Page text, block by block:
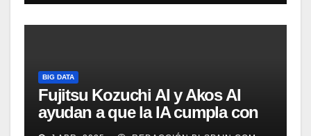
BIG DATA
Fujitsu Kozuchi AI y Akos AI
ayudan a que la IA cumpla con
las normativas UE